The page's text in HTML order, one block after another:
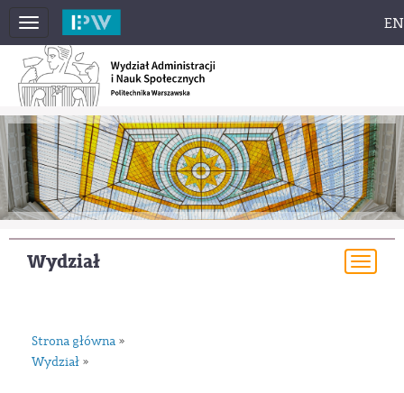
Toggle
navigation
EN
Wydział
Strona główna »
Wydział »